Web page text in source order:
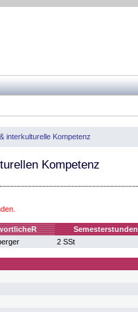
interkulturelle Kompetenz
Kompetenz
Semesterstunden
2 SSt